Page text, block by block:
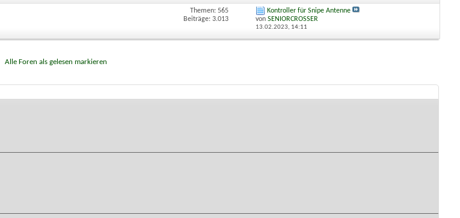
Themen: 565
Beiträge: 3.013
Kontroller für Snipe Antenne
vonSENIORCROSSER
13.02.2023, 14:11
Alle Foren als gelesen markieren